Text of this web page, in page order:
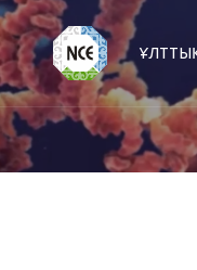
Қаз Рус
Eng
Байланыс орталығы: